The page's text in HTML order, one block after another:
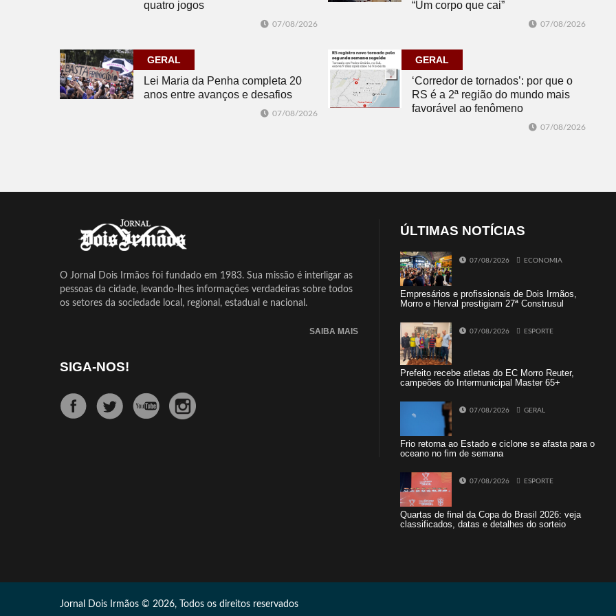
quatro jogos
07/08/2026
“Um corpo que cai”
07/08/2026
GERAL
Lei Maria da Penha completa 20
anos entre avanços e desafios
07/08/2026
GERAL
‘Corredor de tornados’: por que o
RS é a 2ª região do mundo mais
favorável ao fenômeno
07/08/2026
O Jornal Dois Irmãos foi fundado em 1983. Sua missão é interligar as
pessoas da cidade, levando-lhes informações verdadeiras sobre todos
os setores da sociedade local, regional, estadual e nacional.
SAIBA MAIS
SIGA-NOS!
ÚLTIMAS NOTÍCIAS
07/08/2026 ECONOMIA
Empresários e profissionais de Dois Irmãos,
Morro e Herval prestigiam 27ª Construsul
07/08/2026 ESPORTE
Prefeito recebe atletas do EC Morro Reuter,
campeões do Intermunicipal Master 65+
07/08/2026 GERAL
Frio retorna ao Estado e ciclone se afasta para o
oceano no fim de semana
07/08/2026 ESPORTE
Quartas de final da Copa do Brasil 2026: veja
classificados, datas e detalhes do sorteio
Jornal Dois Irmãos © 2026, Todos os direitos reservados